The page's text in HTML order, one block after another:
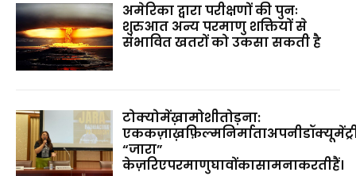
अमेरिका द्वारा परीक्षणों की पुनः
शुरुआत अन्य परमाणु शक्तियों से
संभावित खतरों को उकसा सकती है
टोक्योमेंख़ामोशीतोड़ना:
“जारा”
केज़रिएपरमाणुघावोंकासामनाकरतीहैं।